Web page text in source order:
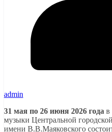
admin
31 мая по 26 июня 2026 года в
музыки Центральной
имени B.B.Маяковского